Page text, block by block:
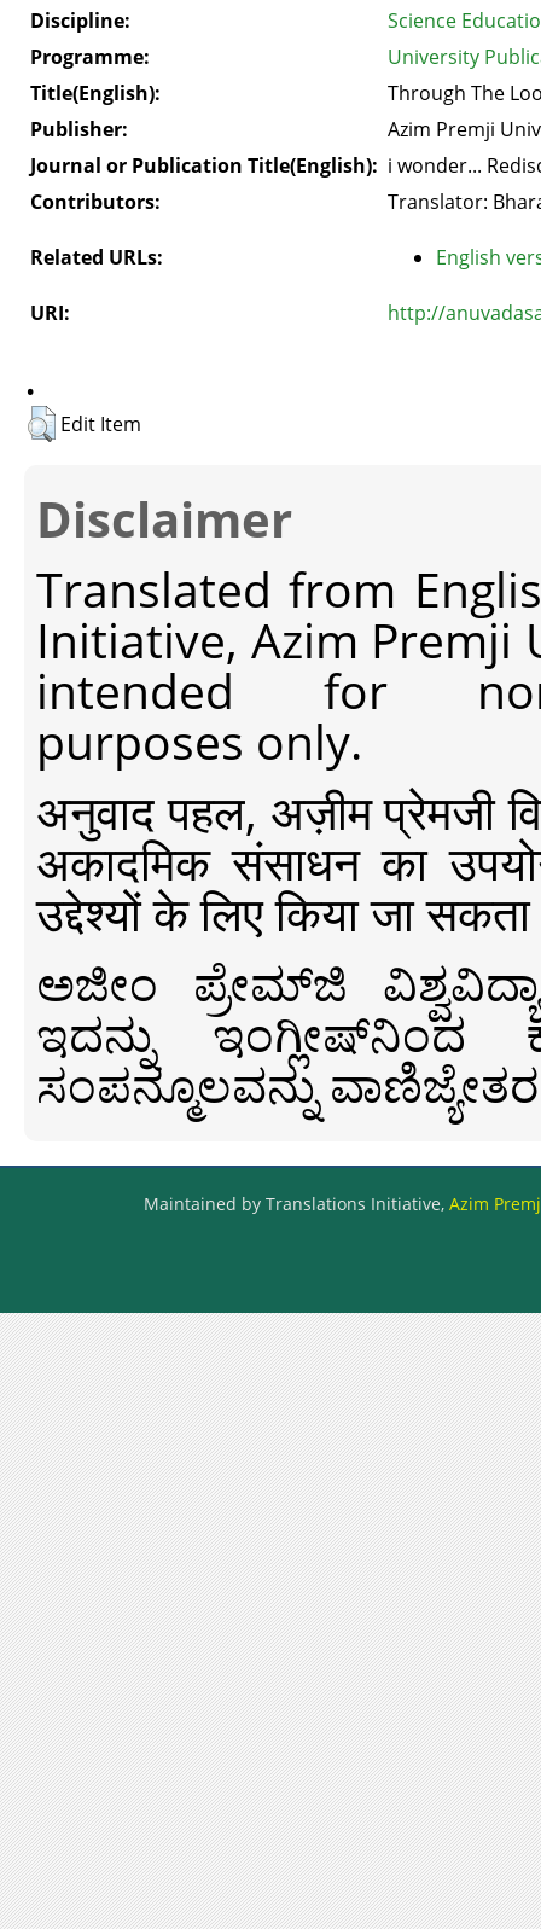
Discipline:
Science
Programme:
University
Title(English):
Through The
Publisher:
Azim Premji
Journal or Publication Title(English): i wonder...
Contributors:
Translator:
Related URLs: English
URI: http://
.
Edit Item
Disclaimer
Translated from
Initiative, Azim Premji
intended for non-
purposes only.
अनुवाद पहल, अज़ीम प्रेमजी
अकादमिक संसाधन का
उद्देश्यों के लिए किया जा
ಅಜೀಂ ಪ್ರೇಮ್‍ಜಿ
ಇದನ್ನು ಇಂಗ್ಲೀಷ್‍ನಿಂದ
ಸಂಪನ್ಮೂಲವನ್ನು
Maintained by Translations Initiative, Azim